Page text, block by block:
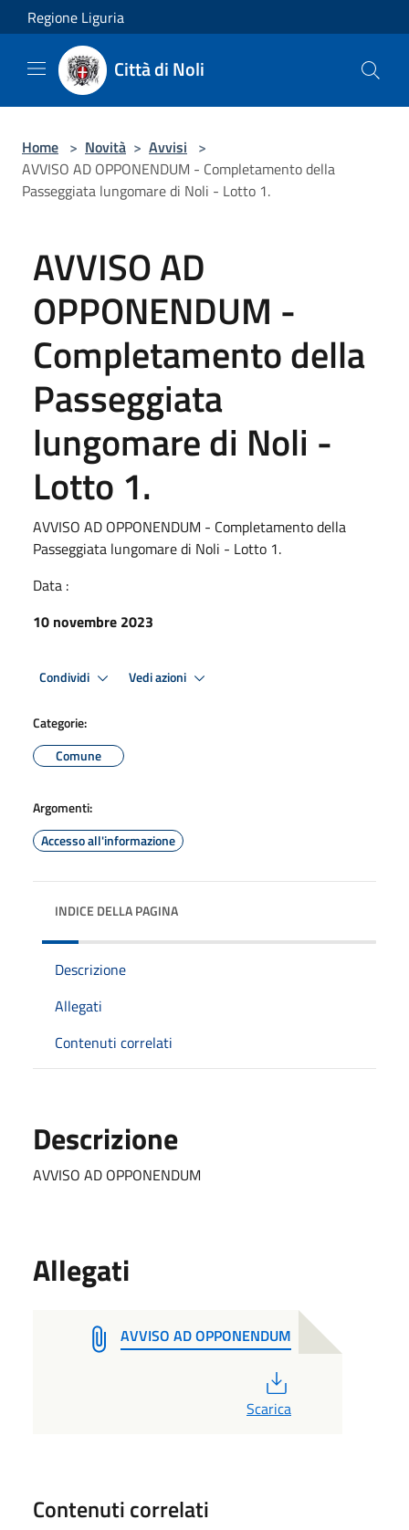
Salta al contenuto principale
Regione Liguria
Città di Noli
Home > Novità > Avvisi >
AVVISO AD OPPONENDUM - Completamento della
Passeggiata lungomare di Noli - Lotto 1.
AVVISO AD
OPPONENDUM -
Completamento della
Passeggiata
lungomare di Noli -
Lotto 1.
AVVISO AD OPPONENDUM - Completamento della
Passeggiata lungomare di Noli - Lotto 1.
Data :
10 novembre 2023
Condividi Vedi azioni
Categorie:
Comune
Argomenti:
Accesso all'informazione
INDICE DELLA PAGINA
Descrizione
Allegati
Contenuti correlati
Descrizione
AVVISO AD OPPONENDUM
Allegati
AVVISO AD OPPONENDUM
Scarica
Contenuti correlati